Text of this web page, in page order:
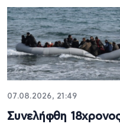
07.08.2026, 21:49
Συνελήφθη